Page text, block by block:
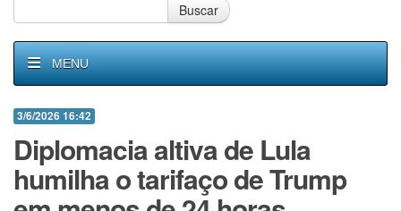
Buscar
MENU
3/6/2026 16:42
Diplomacia altiva de Lula
humilha o tarifaço de Trump